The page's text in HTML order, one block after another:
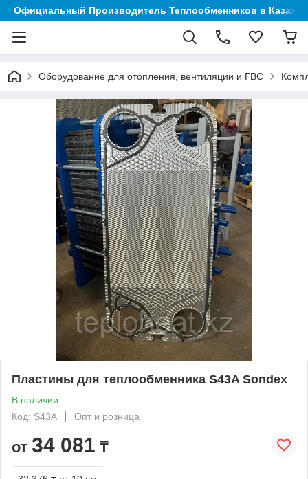
Официальный Производитель Теплообменников в
Оборудование для отопления, вентиляции и ГВС
Пластины для теплообменника S43A Sondex
В наличии
Код: S43A
Опт и розница
от 34 081 ₸